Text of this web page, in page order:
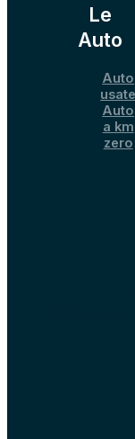
Le
Auto
Auto
usate
Auto
a km
zero
Strada